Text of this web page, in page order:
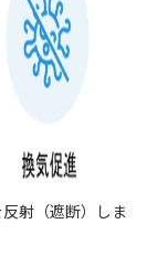
射（遮断）しま